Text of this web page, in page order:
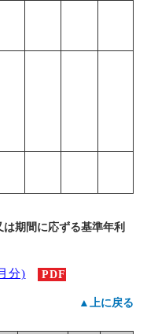
期間に応ずる基準年利
分) PDF
▲上に戻る